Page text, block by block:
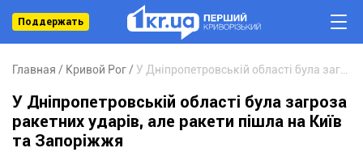
Поддержать
Главная Кривой Рог
У Дніпропетровській області була загроза
ракетних ударів, але ракети пішла на Київ
та Запоріжжя